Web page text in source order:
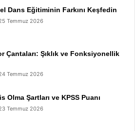
Dans Eğitiminin Farkını Keşfedin
Temmuz 2026
Çantaları: Şıklık ve Fonksiyonellik
Temmuz 2026
Olma Şartları ve KPSS Puanı
Temmuz 2026